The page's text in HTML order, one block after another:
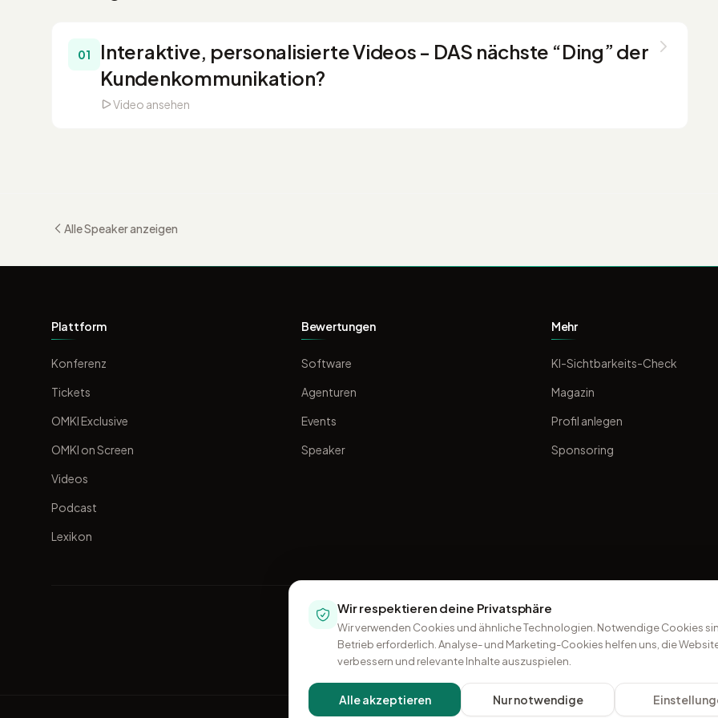
01
Interaktive, personalisierte Videos - DAS nächste “Ding” der
Kundenkommunikation?
Video ansehen
Alle Speaker anzeigen
Plattform
Konferenz
Tickets
OMKI Exclusive
OMKI on Screen
Videos
Podcast
Lexikon
Bewertungen
Software
Agenturen
Events
Speaker
Mehr
KI-Sichtbarkeits-Check
Magazin
Profil anlegen
Sponsoring
Wir respektieren deine Privatsphäre
Wir verwenden Cookies und ähnliche Technologien. Notwendige Cookies
Betrieb erforderlich. Analyse- und Marketing-Cookies helfen uns, die
verbessern und relevante Inhalte auszuspielen.
Alle akzeptieren Nur notwendige